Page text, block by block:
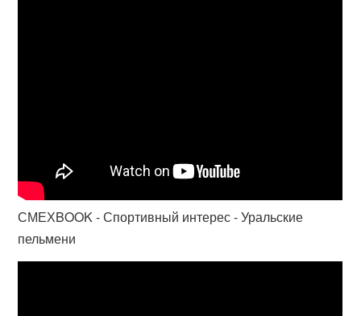
СМЕХBOOK - Спортивный интерес - Уральские
пельмени